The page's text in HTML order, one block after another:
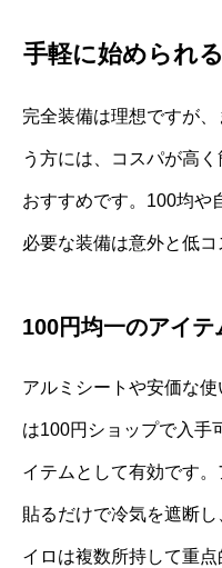
手軽に始められ
完全装備は理想ですが
う方には、コスパが高
おすすめです。100均や
必要な装備は意外と低コ
100円均一のアイ
アルミシートや安価な
は100円ショップで入手
イテムとして有効です
貼るだけで冷気を遮断
イロは複数所持して重